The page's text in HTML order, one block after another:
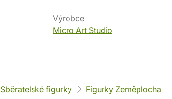
Výrobce
Micro Art Studio
Sběratelské figurky Figurky Zeměplocha